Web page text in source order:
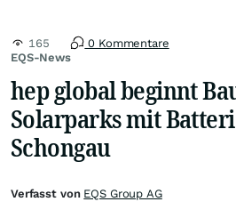
EQS-News
165 0 Kommentare
hep global beginnt
Solarparks mit
Schongau
Verfasst von EQS Group AG